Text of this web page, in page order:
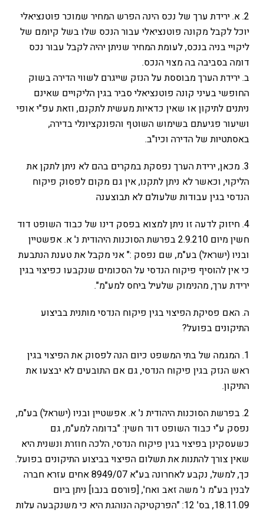
2. א. ירידת ערך של נכס הינה הפרש המחיר שמוכר פוטנציאלי
יוכל לקבל מקונה פוטנציאלי עבור הנכס שלו בשל קיומם של
ליקויי בניה בנכס, לעומת המחיר שניתן יהיה לקבל עבור נכס
דומה בסביבה בה מצוי הנכס.
ב. ירידת הערך מבוססת על הנזק שייגרם לשווי הדירה בשוק
החופשי בעיני קונה פוטנציאלי סביר בגין הליקויים שאינם
ניתנים לתיקון או שאין כדאיות מעשית לתקנם, וזאת עפ"י אופי
ושיעור פגיעתם בשימוש השוטף והפונקציונלי בדירה,
באסתטיות של הדירה וכיו"ב.
3. מכאן, ירידת הערך נפסקת במקרים בהם לא ניתן לתקן את
הליקוי, וכאשר לא ניתן לתקנו, אין גם מקום לפסוק פיקוח
הנדסי בגין עבודות שלעולם לא תבוצענה
4. חיזוק לדעה זו ניתן למצוא בפסק דינו של כבוד השופט דוד
חשין מיום 2.9.210 בפרשת הסוכנות היהודית נ' א. אפשטיין
ובניו (ישראל) בע"מ, שם נפסק :" אני מקבל את טענת הנתבעת
כי אין להוסיף פיקוח הנדסי על הסכומים שנקבעו כפיצוי בגין
ירידת ערך, מהנימוק שלעיל ביחס למע"מ".
ה. האם פסיקת הפיצוי בגין פיקוח הנדסי מותנית בביצוע
התיקונים בפועל?
1. המגמה של בתי המשפט כיום הנה לפסוק את הפיצוי בגין
ראש הנזק בגין פיקוח הנדסי, גם אם התובעים לא יבצעו את
התיקון.
2. בפרשת הסוכנות היהודית נ' א. אפשטיין ובניו (ישראל) בע"מ,
נפסק ע"י כבוד השופט דוד חשין: "בדומה למע"מ, גם
כשעסקינן בפיצוי בגין פיקוח הנדסי, הלכה חוזרת ונשנית היא
שאין צורך להתנות את תשלום הפיצוי בביצוע התיקונים בפועל.
כך, למשל, נקבע לאחרונה בע"א 8949/07 אחים עזרא חברה
לבנין בע"מ נ' משה זאב ואח', [פורסם בנבו] ניתן ביום
18.11.09, בס' 12: "הפרקטיקה הנוהגת היא כי משנקבעה עלות